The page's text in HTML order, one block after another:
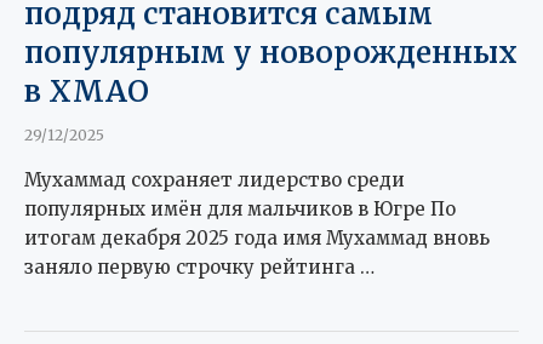
подряд становится самым
популярным у новорожденных
в ХМАО
29/12/2025
Мухаммад сохраняет лидерство среди
популярных имён для мальчиков в Югре По
итогам декабря 2025 года имя Мухаммад вновь
заняло первую строчку рейтинга …